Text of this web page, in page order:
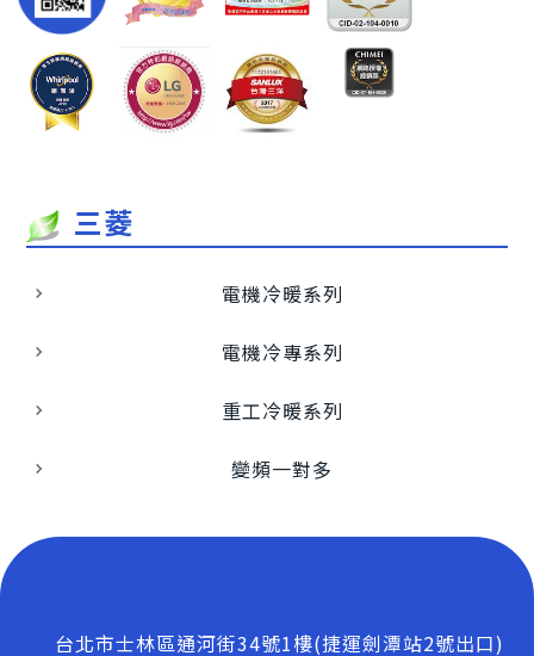
三菱
電機冷暖系列
電機冷專系列
重工冷暖系列
變頻一對多
台北市士林區通河街34號1樓(捷運劍潭站2號出口)